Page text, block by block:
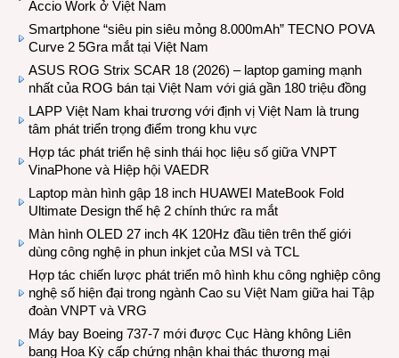
Accio Work ở Việt Nam
Smartphone “siêu pin siêu mỏng 8.000mAh” TECNO POVA
Curve 2 5Gra mắt tại Việt Nam
ASUS ROG Strix SCAR 18 (2026) – laptop gaming mạnh
nhất của ROG bán tại Việt Nam với giá gần 180 triệu đồng
LAPP Việt Nam khai trương với định vị Việt Nam là trung
tâm phát triển trọng điểm trong khu vực
Hợp tác phát triển hệ sinh thái học liệu số giữa VNPT
VinaPhone và Hiệp hội VAEDR
Laptop màn hình gập 18 inch HUAWEI MateBook Fold
Ultimate Design thế hệ 2 chính thức ra mắt
Màn hình OLED 27 inch 4K 120Hz đầu tiên trên thế giới
dùng công nghệ in phun inkjet của MSI và TCL
Hợp tác chiến lược phát triển mô hình khu công nghiệp công
nghệ số hiện đại trong ngành Cao su Việt Nam giữa hai Tập
đoàn VNPT và VRG
Máy bay Boeing 737-7 mới được Cục Hàng không Liên
bang Hoa Kỳ cấp chứng nhận khai thác thương mại